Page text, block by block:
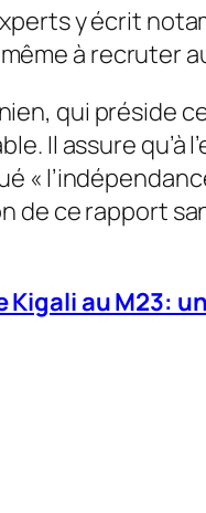
y écrit
à recruter
qui préside
Il assure
«
ce rapport
Kigali au M23: